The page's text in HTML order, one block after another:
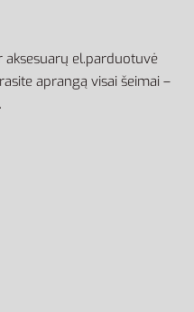
el.parduotuvė
aprangą visai šeimai –